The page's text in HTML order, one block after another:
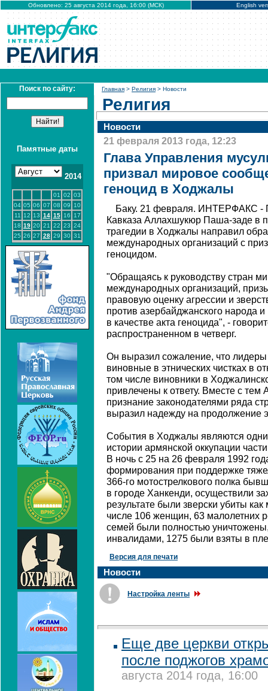
Обновлено: 25 августа 2014 года, 16:00 (МСК) English
Поиск по сайту:
Памятные даты
2014
01 02 03
04 05 06 07 08 09
10
11
12 13 14 15 16
17
18 19 20 21 22 23 24
25 26 27 28 29 30 31
Главная > Религия > Новости
Религия
Новости
21 февраля 2013 года, 12:23
Глава Управления
призвал мировое
геноцид в Ходжалы
Баку. 21 февраля. ИНТЕРФАКС -
Кавказа Аллахшукюр Паша-заде в
трагедии в Ходжалы направил
международных организаций с
геноцидом.
"Обращаясь к руководству стран
международных организаций,
правовую оценку агрессии и
против азербайджанского народа
в качестве акта геноцида", -
распространенном в четверг.
Он выразил сожаление, что лидеры
виновные в этнических чистках в
том числе виновники в
привлечены к ответу. Вместе с
признание законодателями ряда
выразил надежду на продолжение
События в Ходжалы являются
истории армянской оккупации
В ночь с 25 на 26 февраля 1992
формирования при поддержке
366-го мотострелкового полка
в городе Ханкенди, осуществили
результате были зверски убиты
числе 106 женщин, 63 малолетних
семей были полностью
инвалидами, 1275 были взяты в
Версия для печати
Новости
Настройка ленты
Еще две церкви
после поджогов
августа 2014 года, 16:00